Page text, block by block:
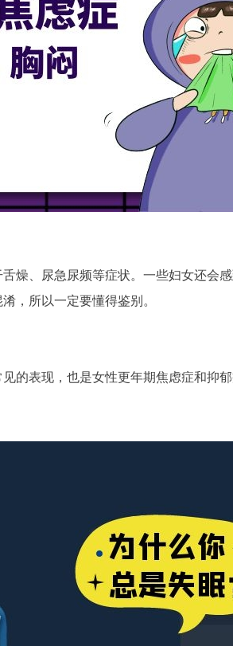
燥、尿急尿频等症状。一些妇女还会
，所以一定要懂得鉴别。
的表现，也是女性更年期焦虑症和抑